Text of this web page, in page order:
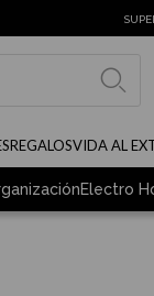
REGALOSVIDA AL
Electro